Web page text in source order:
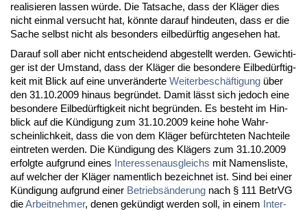
rea­li­sie­ren las­sen würde. Die Tat­sa­che, dass der Kläger dies
nicht ein­mal ver­sucht hat, könn­te dar­auf hin­deu­ten, dass er die
Sa­che selbst nicht als be­son­ders eil­bedürf­tig an­ge­se­hen hat.
Dar­auf soll aber nicht ent­schei­dend ab­ge­stellt wer­den. Ge­wich­ti­
ger ist der Um­stand, dass der Kläger die be­son­de­re Eil­bedürf­tig­
keit mit Blick auf ei­ne un­veränder­te Wei­ter­beschäfti­gung über
den 31.10.2009 hin­aus be­gründet. Da­mit lässt sich je­doch ei­ne
be­son­de­re Eil­bedürf­tig­keit nicht be­gründen. Es be­steht im Hin­
blick auf die Kündi­gung zum 31.10.2009 kei­ne ho­he Wahr­
schein­lich­keit, dass die von dem Kläger befürch­te­ten Nach­tei­le
ein­tre­ten wer­den. Die Kündi­gung des Klägers zum 31.10.2009
er­folg­te auf­grund ei­nes In­ter­es­sen­aus­gleichs mit Na­mens­lis­te,
auf wel­cher der Kläger na­ment­lich be­zeich­net ist. Sind bei ei­ner
Kündi­gung auf­grund ei­ner Be­triebsände­rung nach § 111 Be­trVG
dieAr­beit­neh­mer, de­nen gekündigt wer­den soll, in ei­nem In­ter­